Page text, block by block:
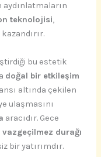
aydınlatmaların
teknolojisi,
bu estetik
doğal bir etkileşim
altında çekilen
ulaşmasını
aracıdır. Gece
vazgeçilmez durağı
bir yatırımdır.